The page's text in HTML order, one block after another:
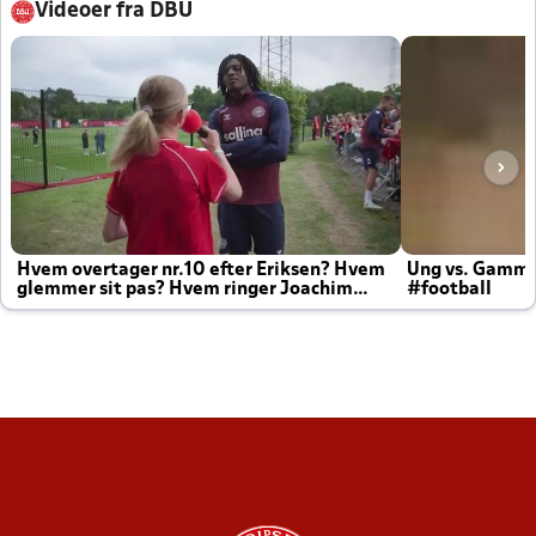
Videoer fra DBU
Hvem overtager nr.10 efter Eriksen? Hvem
glemmer sit pas? Hvem ringer Joachim
altid til efter kampe?
Ung vs.
#football